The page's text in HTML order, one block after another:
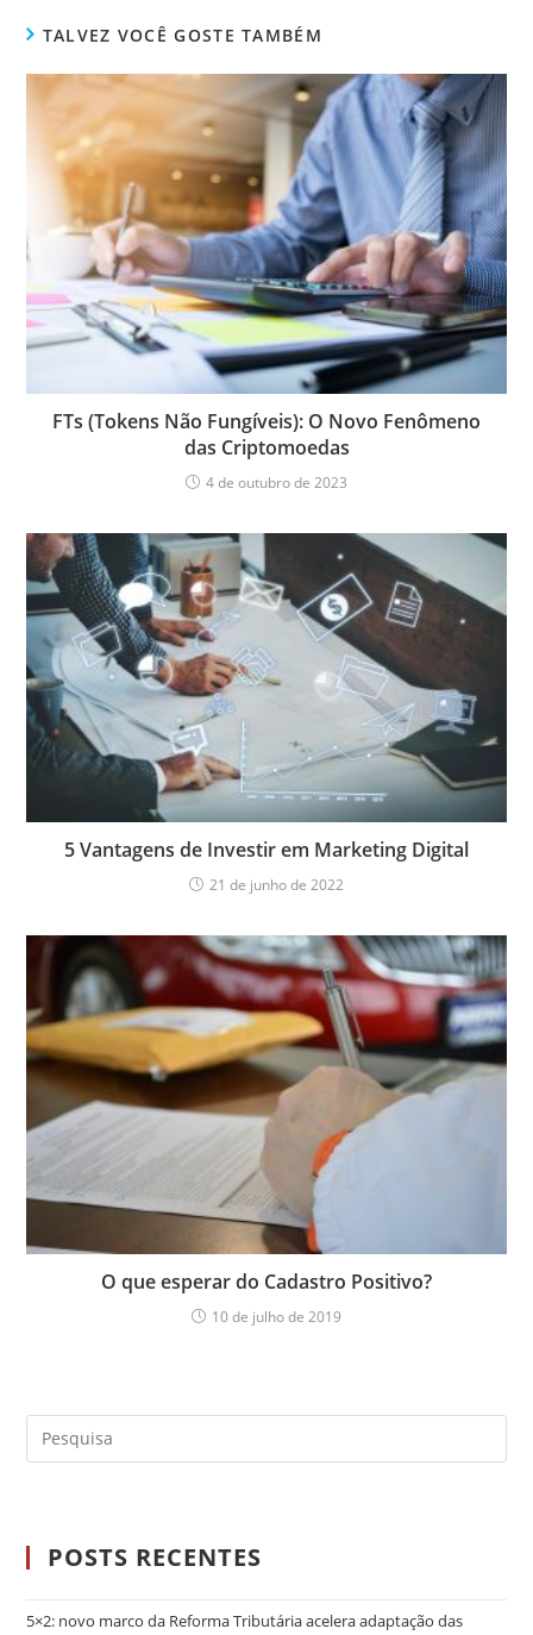
TALVEZ VOCÊ GOSTE TAMBÉM
FTs (Tokens Não Fungíveis): O Novo Fenômeno
das Criptomoedas
4 de outubro de 2023
5 Vantagens de Investir em Marketing Digital
21 de junho de 2022
O que esperar do Cadastro Positivo?
10 de julho de 2019
POSTS RECENTES
5×2: novo marco da Reforma Tributária acelera adaptação das